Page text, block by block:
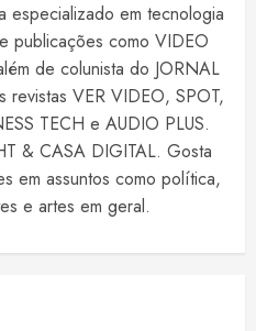
especializado em tecnologia
publicações como VIDEO
de colunista do JORNAL
revistas VER VIDEO, SPOT,
TECH e AUDIO PLUS.
& CASA DIGITAL. Gosta
em assuntos como política,
e artes em geral.